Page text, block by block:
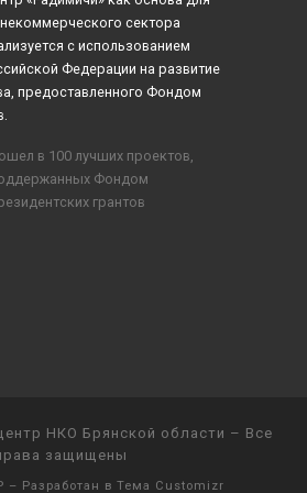
сектора
с использованием
Федерации на развитие
предоставленного Фондом
в 100 лучших проектов,
Фондом
грантов
НКО Брянской области – Все
защищены
– Разработан в Тема Customizr